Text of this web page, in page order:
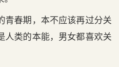
青春期，本不应该再过分关
人类的本能，男女都喜欢关